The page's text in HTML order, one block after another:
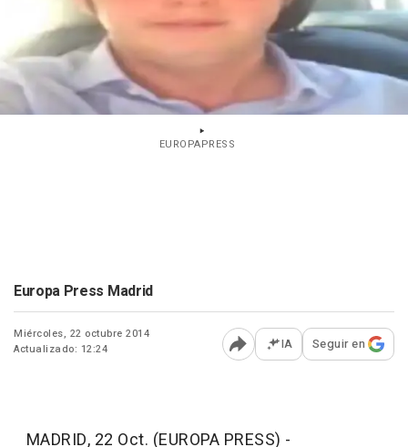
EUROPAPRESS
Europa Press Madrid
Miércoles, 22 octubre 2014
Actualizado: 12:24
Abrir opciones para
IA Seguir en
MADRID, 22 Oct. (EUROPA PRESS) -